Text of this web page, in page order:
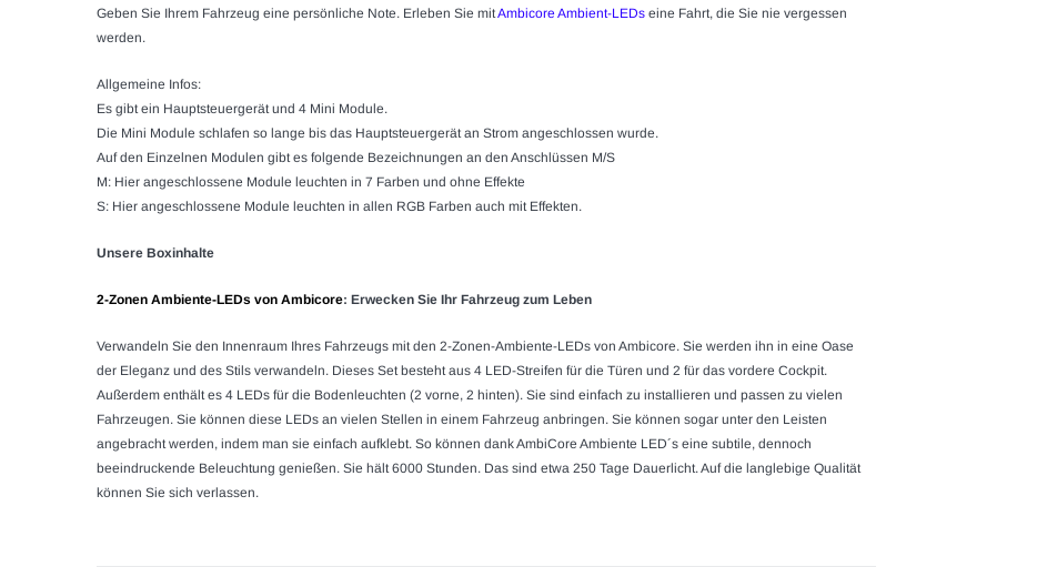
Geben Sie Ihrem Fahrzeug eine persönliche Note. Erleben Sie mitAmbicore Ambient-LEDs eine Fahrt, die Sie nie vergessen
werden.
Allgemeine Infos:
Es gibt ein Hauptsteuergerät und 4 Mini Module.
Die Mini Module schlafen so lange bis das Hauptsteuergerät an Strom angeschlossen wurde.
Auf den Einzelnen Modulen gibt es folgende Bezeichnungen an den Anschlüssen M/S
M: Hier angeschlossene Module leuchten in 7 Farben und ohne Effekte
S: Hier angeschlossene Module leuchten in allen RGB Farben auch mit Effekten.
Unsere Boxinhalte
2-Zonen Ambiente-LEDs von Ambicore: Erwecken Sie Ihr Fahrzeug zum Leben
Verwandeln Sie den Innenraum Ihres Fahrzeugs mit den 2-Zonen-Ambiente-LEDs von Ambicore. Sie werden ihn in eine Oase
der Eleganz und des Stils verwandeln. Dieses Set besteht aus 4 LED-Streifen für die Türen und 2 für das vordere Cockpit.
Außerdem enthält es 4 LEDs für die Bodenleuchten (2 vorne, 2 hinten). Sie sind einfach zu installieren und passen zu vielen
Fahrzeugen. Sie können diese LEDs an vielen Stellen in einem Fahrzeug anbringen. Sie können sogar unter den Leisten
angebracht werden, indem man sie einfach aufklebt. So können dank AmbiCore Ambiente LED´s eine subtile, dennoch
beeindruckende Beleuchtung genießen. Sie hält 6000 Stunden. Das sind etwa 250 Tage Dauerlicht. Auf die langlebige Qualität
können Sie sich verlassen.